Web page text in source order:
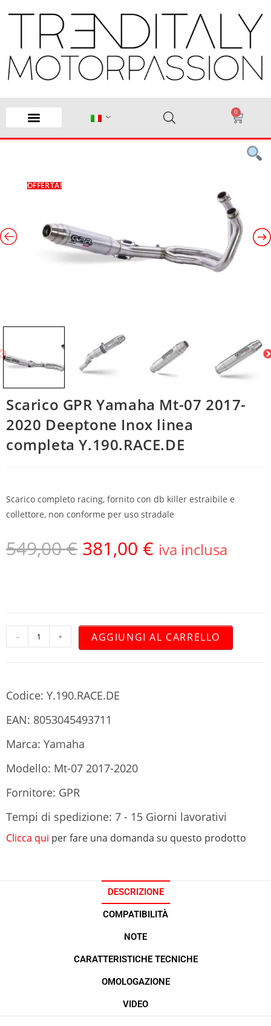
0
OFFERTA!
Scarico GPR Yamaha Mt-07 2017-
2020 Deeptone Inox linea
completa Y.190.RACE.DE
Scarico completo racing, fornito con db killer estraibile e
collettore, non conforme per uso stradale
549,00€ 381,00 € iva inclusa
- + AGGIUNGI AL CARRELLO
Codice: Y.190.RACE.DE
EAN: 8053045493711
Marca: Yamaha
Modello: Mt-07 2017-2020
Fornitore: GPR
Tempi di spedizione: 7 - 15 Giorni lavorativi
Clicca qui per fare una domanda su questo prodotto
DESCRIZIONE
COMPATIBILITÀ
NOTE
CARATTERISTICHE TECNICHE
OMOLOGAZIONE
VIDEO